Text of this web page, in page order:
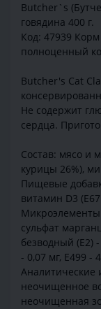
Butcher`s
говядина 400 г.
Код: 47939
полноценный
Butcher's Cat
Не содержит
сердца.
Состав: мясо и
курицы 26%),
Пищевые
витамин D3
сульфат
безводный (E2)
- 0,07 мг, E499 -
Аналитические
неочищенное
неочищенная